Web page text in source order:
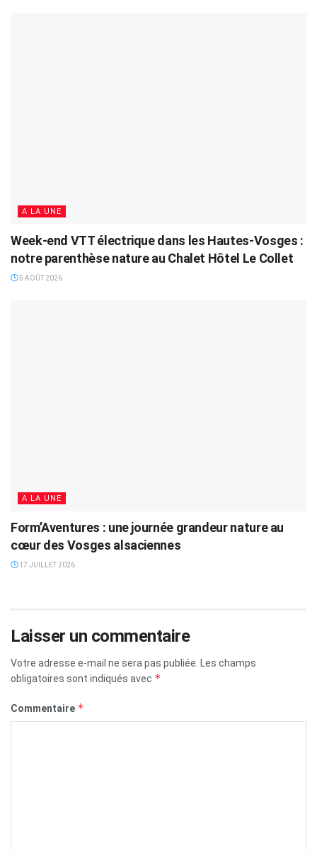
A LA UNE
Week-end VTT électrique dans les Hautes-Vosges :
notre parenthèse nature au Chalet Hôtel Le Collet
5 AOÛT 2026
A LA UNE
Form’Aventures : une journée grandeur nature au
cœur des Vosges alsaciennes
17 JUILLET 2026
Laisser un commentaire
Votre adresse e-mail ne sera pas publiée. Les champs
obligatoires sont indiqués avec *
Commentaire *